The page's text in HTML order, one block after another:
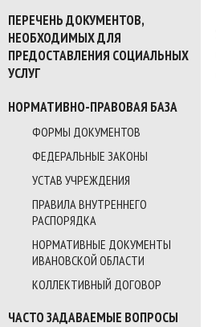
ПЕРЕЧЕНЬ ДОКУМЕНТОВ,
НЕОБХОДИМЫХ ДЛЯ
ПРЕДОСТАВЛЕНИЯ СОЦИАЛЬНЫХ
УСЛУГ
НОРМАТИВНО-ПРАВОВАЯ БАЗА
ФОРМЫ ДОКУМЕНТОВ
ФЕДЕРАЛЬНЫЕ ЗАКОНЫ
УСТАВ УЧРЕЖДЕНИЯ
ПРАВИЛА ВНУТРЕННЕГО
РАСПОРЯДКА
НОРМАТИВНЫЕ ДОКУМЕНТЫ
ИВАНОВСКОЙ ОБЛАСТИ
КОЛЛЕКТИВНЫЙ ДОГОВОР
ЧАСТО ЗАДАВАЕМЫЕ ВОПРОСЫ